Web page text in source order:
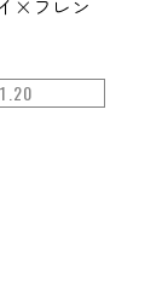
×フレン